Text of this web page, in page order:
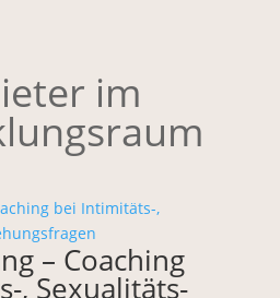
im
– Coaching
, Sexualitäts-